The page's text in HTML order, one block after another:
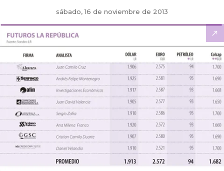
sábado, 16 de noviembre de 2013